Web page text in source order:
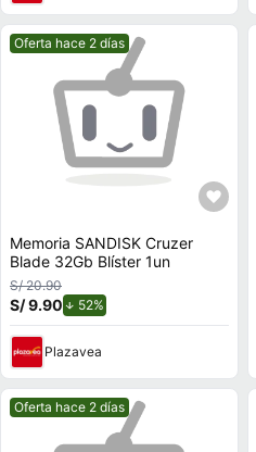
Mejor precio.
Oferta hace 2 días
Memoria SANDISK Cruzer
Blade 32Gb Blíster 1un
S/ 20.90
S/ 9.90 52%
Plazavea
Mejor precio.
Oferta hace 2 días